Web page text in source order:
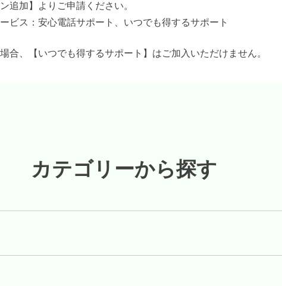
追加】よりご申請ください。
ビス：安心電話サポート、いつでも得するサポート
合、【いつでも得するサポート】はご加入いただけません。
カテゴリーから探す